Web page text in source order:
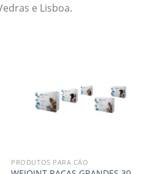
e Lisboa.
PRODUTOS PARA CÃO